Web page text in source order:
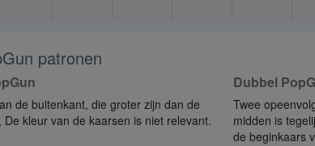
patronen
de buitenkant, die groter zijn dan de
De kleur van de kaarsen is niet relevant.
Dubbel
Twee
midden is
de beginkaars